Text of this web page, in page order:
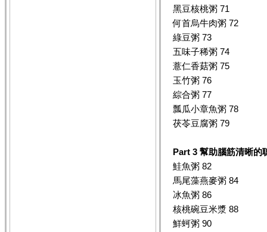
黑豆核桃粥 71
何首烏牛肉粥 72
綠豆粥 73
五味子稀粥 74
薏仁香菇粥 75
玉竹粥 76
綜合粥 77
瓢瓜小章魚粥 78
茯苓豆腐粥 79
Part 3 幫助腦筋清晰的
鮭魚粥 82
馬尾藻燕麥粥 84
冰魚粥 86
核桃碗豆米漿 88
鮮蚵粥 90